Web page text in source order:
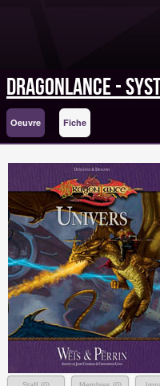
Dragonlance -
Oeuvre Fiche